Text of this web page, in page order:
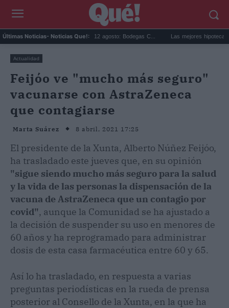
Últimas Noticias- Noticias Que!:
solar en Cariñena del 12 agosto: Bodegas C... Las mejores hipotecas de
Actualidad
Feijóo ve "mucho más seguro"
vacunarse con AstraZeneca
que contagiarse
Marta Suárez 8 abril, 2021 17:25
El presidente de la Xunta, Alberto Núñez Feijóo,
ha trasladado este jueves que, en su opinión
"sigue siendo mucho más seguro para la salud
y la vida de las personas la dispensación de la
vacuna de AstraZeneca que un contagio por
covid", aunque la Comunidad se ha ajustado a
la decisión de suspender su uso en menores de
60 años y ha reprogramado para administrar
dosis de esta casa farmacéutica entre 60 y 65.
Así lo ha trasladado, en respuesta a varias
preguntas periodísticas en la rueda de prensa
posterior al Consello de la Xunta, en la que ha